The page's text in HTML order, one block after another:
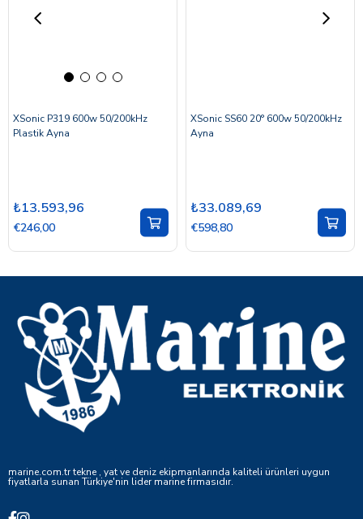
XSonic P319 600w 50/200kHz
Plastik Ayna
₺13.593,96
€246,00
XSonic SS60 20° 600w 50/200kHz
Ayna
₺33.089,69
€598,80
marine.com.tr tekne , yat ve deniz ekipmanlarında kaliteli ürünleri uygun
fiyatlarla sunan Türkiye'nin lider marine firmasıdır.